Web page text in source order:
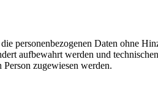
personenbezogenen Daten ohne
aufbewahrt werden und
zugewiesen werden.